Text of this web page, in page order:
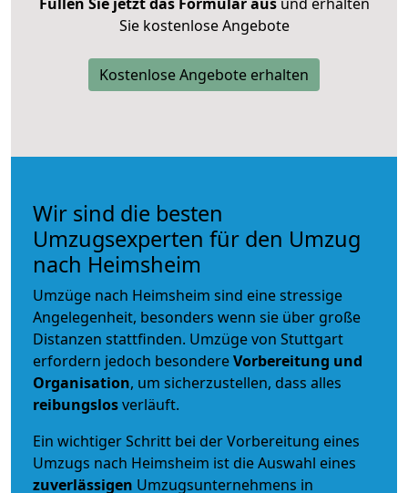
Sie kostenlose Angebote
Kostenlose Angebote erhalten
Wir sind die besten
Umzugsexperten für den Umzug
nach Heimsheim
Umzüge nach Heimsheim sind eine stressige
Angelegenheit, besonders wenn sie über große
Distanzen stattfinden. Umzüge von Stuttgart
erfordern jedoch besondereVorbereitung und
Organisation, um sicherzustellen, dass alles
reibungslosverläuft.
Ein wichtiger Schritt bei der Vorbereitung eines
Umzugs nach Heimsheim ist die Auswahl eines
zuverlässigen Umzugsunternehmens in